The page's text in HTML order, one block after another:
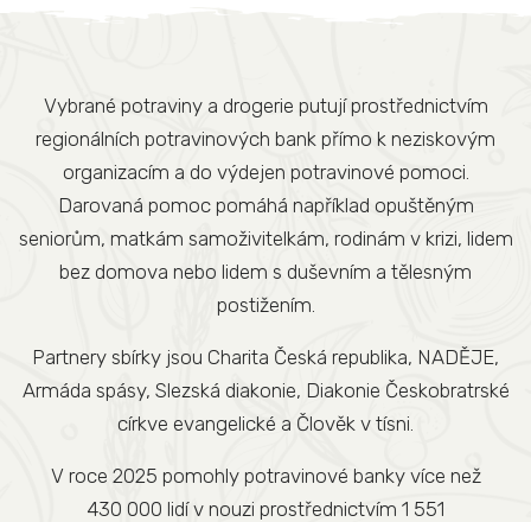
Vybrané potraviny a drogerie putují prostřednictvím
regionálních potravinových bank přímo k neziskovým
organizacím a do výdejen potravinové pomoci.
Darovaná pomoc pomáhá například opuštěným
seniorům, matkám samoživitelkám, rodinám v krizi, lidem
bez domova nebo lidem s duševním a tělesným
postižením.
Partnery sbírky jsou Charita Česká republika, NADĚJE,
Armáda spásy, Slezská diakonie, Diakonie Českobratrské
církve evangelické a Člověk v tísni.
V roce 2025 pomohly potravinové banky více než
430 000 lidí v nouzi prostřednictvím 1 551